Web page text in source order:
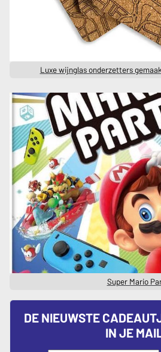
Luxe wijnglas onderzetters
Super Mario
DE NIEUWSTE
IN JE